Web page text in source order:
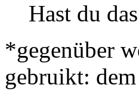
Hast du
*gegenüber
gebruikt: